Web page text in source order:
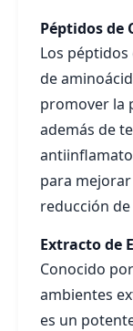
Péptidos de
Los
de
promover la
además de
para
reducción
Extracto de
Conocido
ambientes
es un